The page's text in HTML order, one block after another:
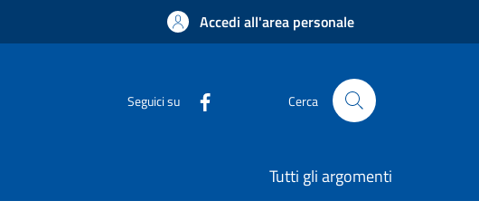
Accedi all'area personale
Seguici su Cerca
Tutti gli argomenti